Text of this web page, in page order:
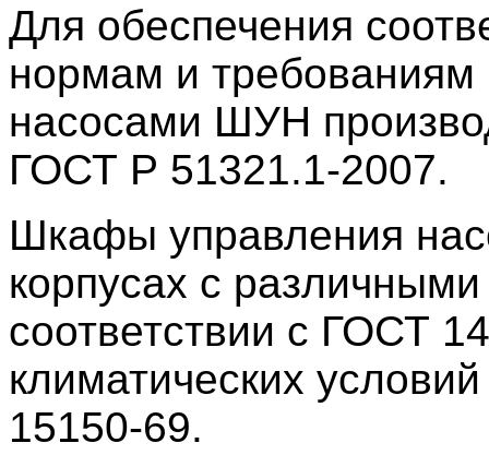
Для обеспечения
нормам и
насосами ШУН
ГОСТ Р 51321.1-2007.
Шкафы управления
корпусах с
соответствии с ГОСТ
климатических
15150-69.